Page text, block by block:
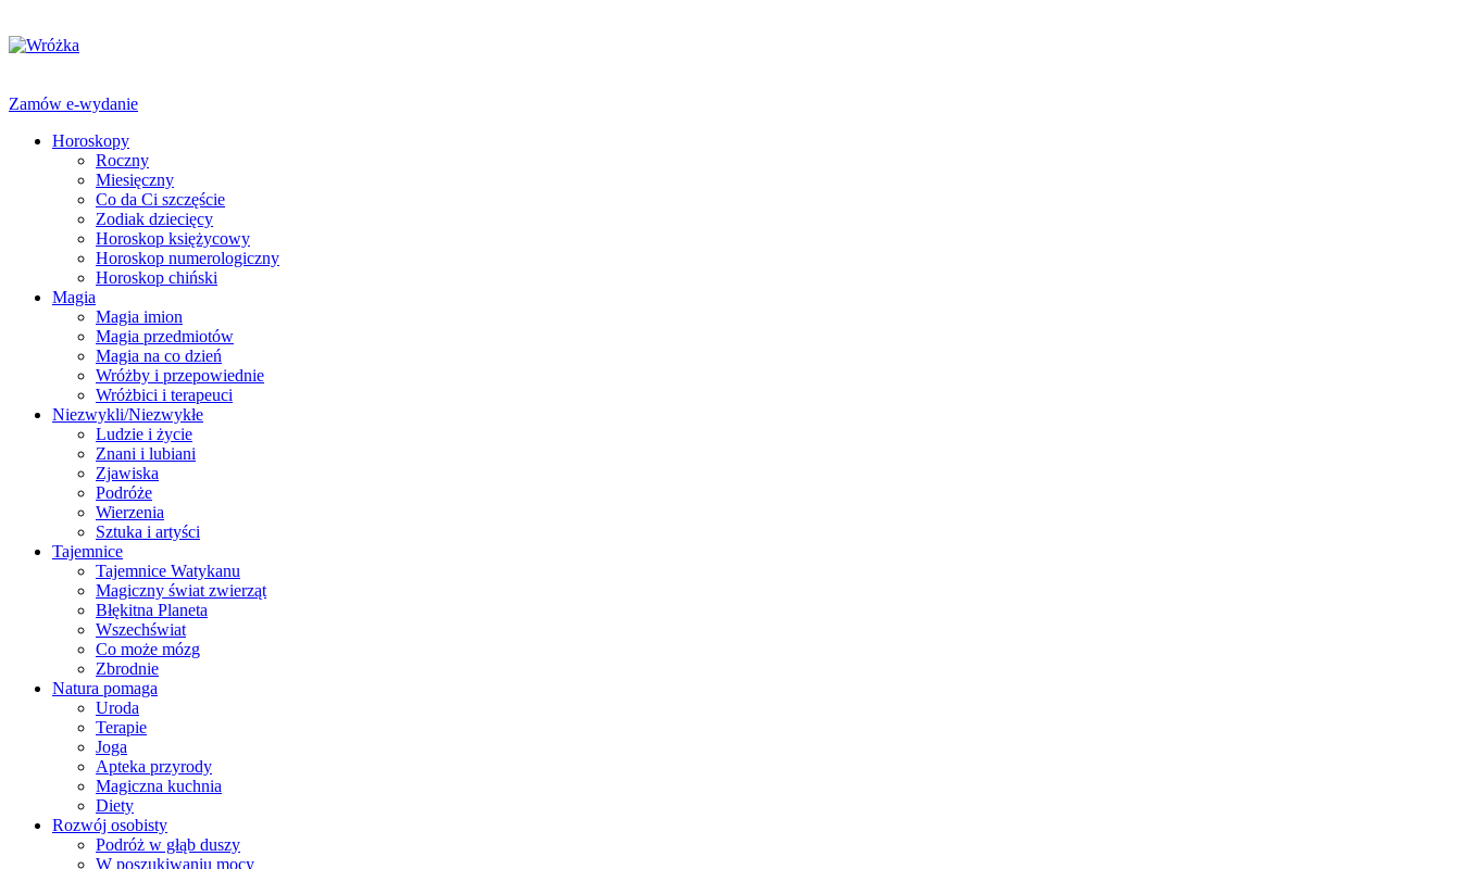
Zamów e-wydanie
Horoskopy
Roczny
Miesięczny
Co da Ci szczęście
Zodiak dziecięcy
Horoskop księżycowy
Horoskop numerologiczny
Horoskop chiński
Magia
Magia imion
Magia przedmiotów
Magia na co dzień
Wróżby i przepowiednie
Wróżbici i terapeuci
Niezwykli/Niezwykłe
Ludzie i życie
Znani i lubiani
Zjawiska
Podróże
Wierzenia
Sztuka i artyści
Tajemnice
Tajemnice Watykanu
Magiczny świat zwierząt
Błękitna Planeta
Wszechświat
Co może mózg
Zbrodnie
Natura pomaga
Uroda
Terapie
Joga
Apteka przyrody
Magiczna kuchnia
Diety
Rozwój osobisty
Podróż w głąb duszy
W poszukiwaniu mocy